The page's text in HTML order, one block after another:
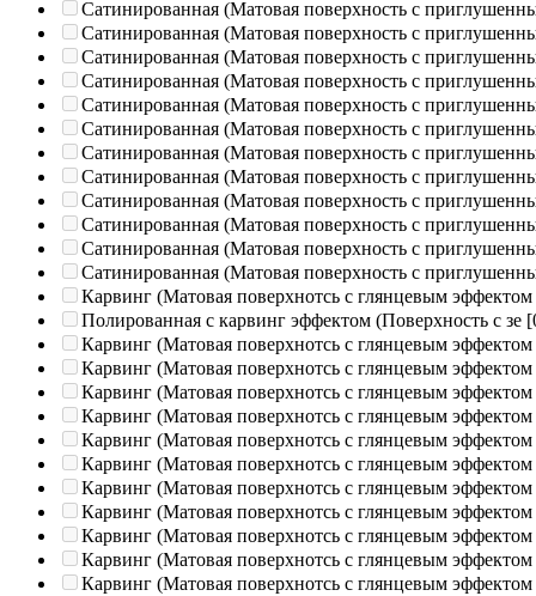
Сатинированная (Матовая поверхность с
Сатинированная (Матовая поверхность с
Сатинированная (Матовая поверхность с
Сатинированная (Матовая поверхность с
Сатинированная (Матовая поверхность с
Сатинированная (Матовая поверхность с
Сатинированная (Матовая поверхность с
Сатинированная (Матовая поверхность с
Сатинированная (Матовая поверхность с
Сатинированная (Матовая поверхность с
Сатинированная (Матовая поверхность с
Сатинированная (Матовая поверхность с
Карвинг (Матовая поверхнотсь с глянцевым эффектом
Полированная c карвинг эффектом (Поверхность с зе
Карвинг (Матовая поверхнотсь с глянцевым эффектом
Карвинг (Матовая поверхнотсь с глянцевым эффектом
Карвинг (Матовая поверхнотсь с глянцевым эффектом
Карвинг (Матовая поверхнотсь с глянцевым эффектом
Карвинг (Матовая поверхнотсь с глянцевым эффектом
Карвинг (Матовая поверхнотсь с глянцевым эффектом
Карвинг (Матовая поверхнотсь с глянцевым эффектом
Карвинг (Матовая поверхнотсь с глянцевым эффектом
Карвинг (Матовая поверхнотсь с глянцевым эффектом
Карвинг (Матовая поверхнотсь с глянцевым эффектом
Карвинг (Матовая поверхнотсь с глянцевым эффектом